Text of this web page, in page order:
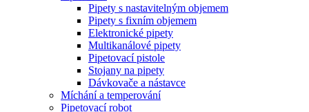
Pipety s nastavitelným objemem
Pipety s fixním objemem
Elektronické pipety
Multikanálové pipety
Pipetovací pistole
Stojany na pipety
Dávkovače a nástavce
Míchání a temperování
Pipetovací robot